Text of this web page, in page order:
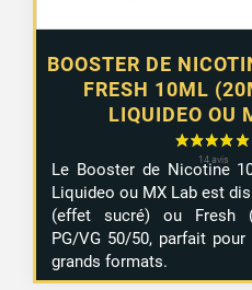
BOOSTER DE
FRESH 10ML
LIQUIDEO OU
Le Booster de Nicotine
Liquideo ou MX Lab est
(effet sucré) ou Fresh
PG/VG 50/50, parfait
grands formats.